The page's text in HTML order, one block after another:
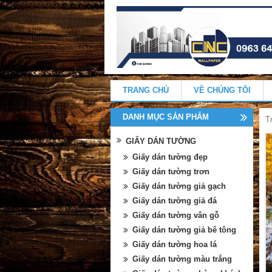
TRANG CHỦ VỀ CHÚNG TÔI
DANH MỤC SẢN PHẨM
GIẤY DÁN TƯỜNG
Giấy dán tường đẹp
Giấy dán tường trơn
Giấy dán tường giả gạch
Giấy dán tường giả đá
Giấy dán tường vân gỗ
Giấy dán tường giả bê tông
Giấy dán tường hoa lá
Giấy dán tường màu trắng